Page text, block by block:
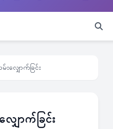
းလျှောက်ခြင်း
ောက်ခြင်း